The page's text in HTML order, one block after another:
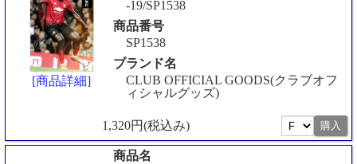
[商品詳細]
-19/SP1538
商品番号
SP1538
ブランド名
CLUB OFFICIAL GOODS(クラブオフ
ィシャルグッズ)
1,320円(税込み)
商品名